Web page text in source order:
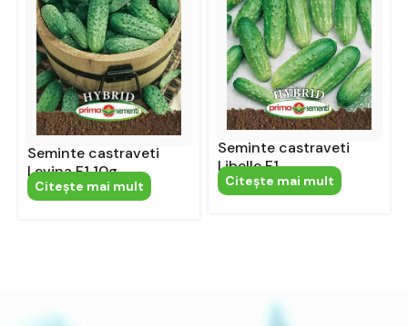
Seminte castraveti
Levina F1 10g
Citeşte mai mult
Seminte castraveti
Libelle F1
Citeşte mai mult